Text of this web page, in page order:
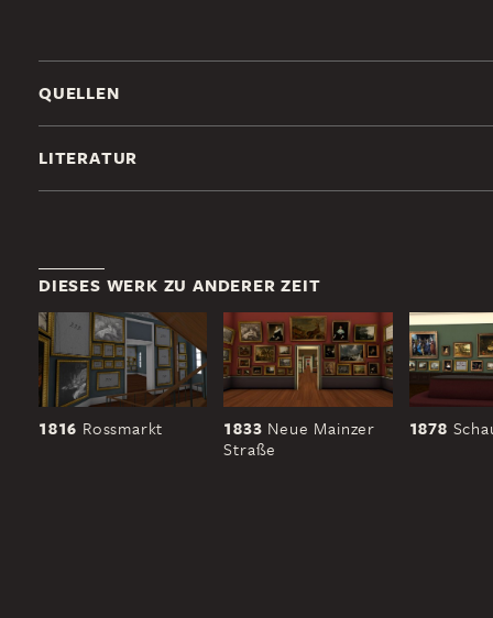
QUELLEN
LITERATUR
DIESES WERK ZU ANDERER ZEIT
1816 Rossmarkt 1833 Neue Mainzer
Straße
1878